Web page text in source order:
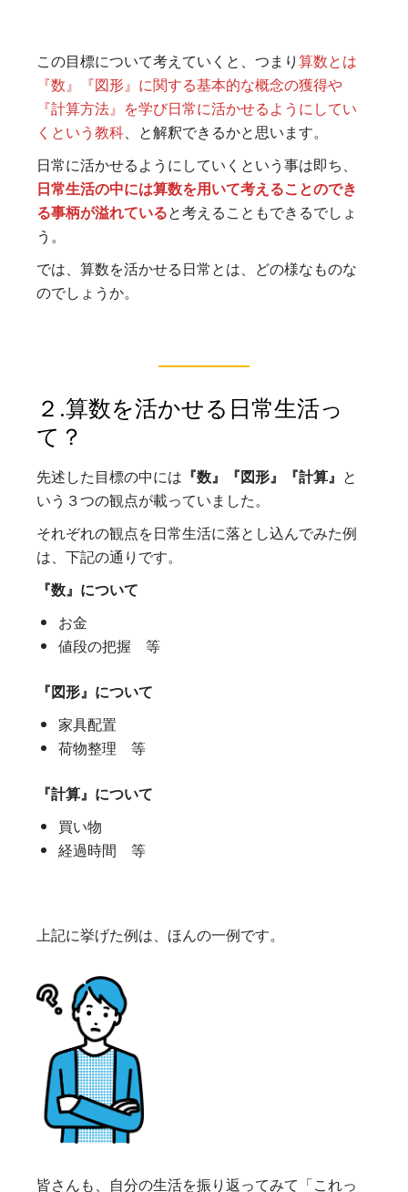
この目標について考えていくと、つまり算数とは
『数』『図形』に関する基本的な概念の獲得や
『計算方法』を学び日常に活かせるようにしてい
くという教科、と解釈できるかと思います。
日常に活かせるようにしていくという事は即ち、
日常生活の中には算数を用いて考えることのでき
る事柄が溢れていると考えることもできるでしょ
う。
では、算数を活かせる日常とは、どの様なものな
のでしょうか。
２.算数を活かせる日常生活っ
て？
先述した目標の中には 『数』『図形』『計算』 と
いう３つの観点が載っていました。
それぞれの観点を日常生活に落とし込んでみた例
は、下記の通りです。
『数』について
お金
値段の把握 等
『図形』について
家具配置
荷物整理 等
『計算』について
買い物
経過時間 等
上記に挙げた例は、ほんの一例です。
皆さんも、自分の生活を振り返ってみて「これっ